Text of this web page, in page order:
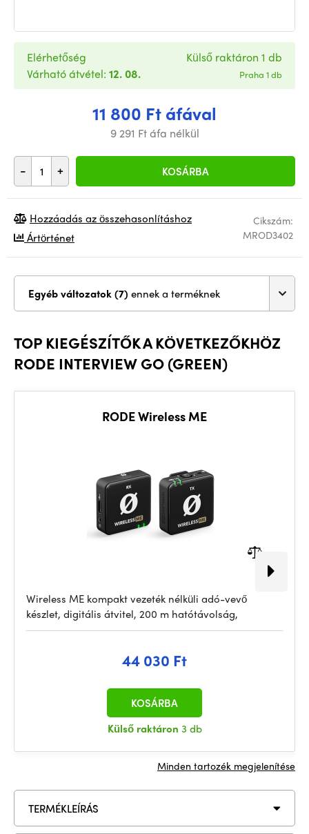
11 800 Ft áfával
9 291 Ft áfa nélkül
- + KOSÁRBA
Elérhetőség
Várható átvétel: 12. 08.
Külső raktáron 1 db
Praha 1 db
Cikszám:
MROD3402
Hozzáadás az összehasonlításhoz
Ártörténet
Egyéb változatok (7) ennek a terméknek
TOP KIEGÉSZÍTŐK A KÖVETKEZŐKHÖZ
RODE INTERVIEW GO (GREEN)
RODE Wireless ME
Wireless ME kompakt vezeték nélküli adó-vevő
készlet, digitális átvitel, 200 m hatótávolság,
44 030 Ft
Külső raktáron 3 db
KOSÁRBA
Minden tartozék megjelenítése
TERMÉKLEÍRÁS